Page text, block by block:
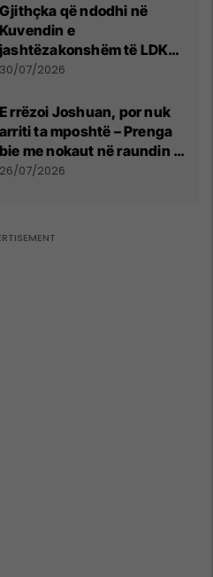
Gjithçka që ndodhi në
Kuvendin e
jashtëzakonshëm të LDK-
së
30/07/2026
E rrëzoi Joshuan, por nuk
arriti ta mposhtë – Prenga
bie me nokaut në raundin e
dytë
26/07/2026